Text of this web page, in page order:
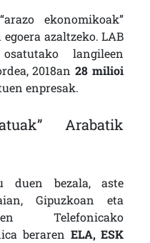
ekonomikoak”
azaltzeko. LAB
langileen
2018an28 milioi
enpresak.
Arabatik
duen bezala, aste
Gipuzkoan eta
Telefonicako
beraren ELA, ESK